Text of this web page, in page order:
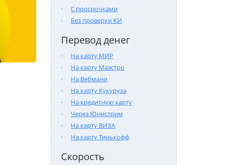
С просрочками
Без проверки КИ
Перевод денег
На карту МИР
На карту Маэстро
На Вебмани
На карту Кукуруза
На кредитную карту
Через Юнистрим
На карту ВИЗА
На карту Тинькофф
Скорость